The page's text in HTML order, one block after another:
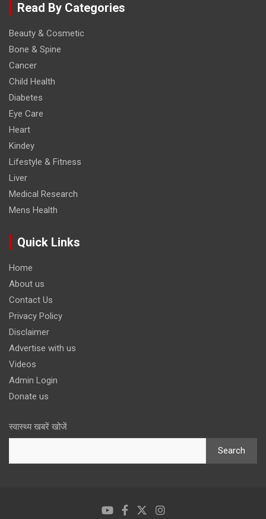
Read By Categories
Beauty & Cosmetic
Bone & Spine
Cancer
Child Health
Diabetes
Eye Care
Heart
Kindey
Lifestyle & Fitness
Liver
Medical Research
Mens Health
Quick Links
Home
About us
Contact Us
Privacy Policy
Disclaimer
Advertise with us
Videos
Admin Login
Donate us
स्वास्थ्य खबरें खोजें
Search